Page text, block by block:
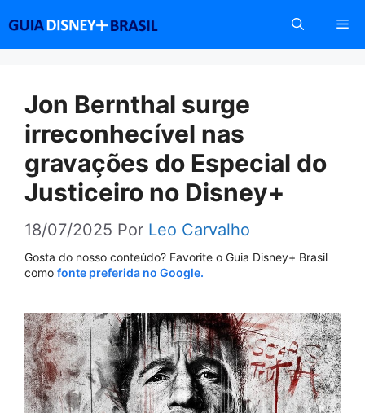
conteúdo
Jon Bernthal surge
irreconhecível nas
gravações do Especial do
Justiceiro no Disney+
18/07/2025 Por Leo Carvalho
Gosta do nosso conteúdo? Favorite o Guia Disney+ Brasil
como fonte preferida no Google.